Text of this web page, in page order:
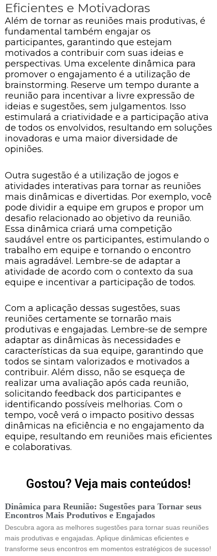
Eficientes e Motivadoras
Além de tornar as reuniões mais produtivas, é
fundamental também engajar os
participantes, garantindo que estejam
motivados a contribuir com suas ideias e
perspectivas. Uma excelente dinâmica para
promover o engajamento é a utilização de
brainstorming. Reserve um tempo durante a
reunião para incentivar a livre expressão de
ideias e sugestões, sem julgamentos. Isso
estimulará a criatividade e a participação ativa
de todos os envolvidos, resultando em soluções
inovadoras e uma maior diversidade de
opiniões.
Outra sugestão é a utilização de jogos e
atividades interativas para tornar as reuniões
mais dinâmicas e divertidas. Por exemplo, você
pode dividir a equipe em grupos e propor um
desafio relacionado ao objetivo da reunião.
Essa dinâmica criará uma competição
saudável entre os participantes, estimulando o
trabalho em equipe e tornando o encontro
mais agradável. Lembre-se de adaptar a
atividade de acordo com o contexto da sua
equipe e incentivar a participação de todos.
Com a aplicação dessas sugestões, suas
reuniões certamente se tornarão mais
produtivas e engajadas. Lembre-se de sempre
adaptar as dinâmicas às necessidades e
características da sua equipe, garantindo que
todos se sintam valorizados e motivados a
contribuir. Além disso, não se esqueça de
realizar uma avaliação após cada reunião,
solicitando feedback dos participantes e
identificando possíveis melhorias. Com o
tempo, você verá o impacto positivo dessas
dinâmicas na eficiência e no engajamento da
equipe, resultando em reuniões mais eficientes
e colaborativas.
Gostou? Veja mais conteúdos!
Dinâmica para Reunião: Sugestões para Tornar seus
Encontros Mais Produtivos e Engajados
Descubra agora as melhores sugestões para tornar suas reuniões
mais produtivas e engajadas. Aplique dinâmicas eficientes e
transforme seus encontros em momentos estratégicos de sucesso!